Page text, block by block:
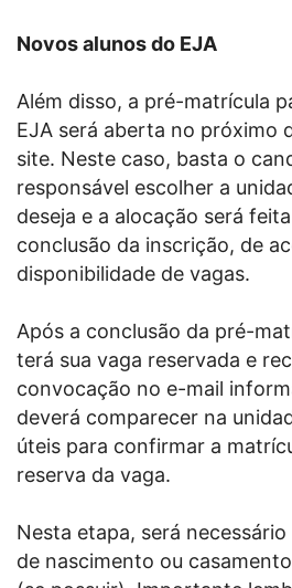
Novos alunos do EJA
Além disso, a pré-matrícula
EJA será aberta no próximo
site. Neste caso, basta o
responsável escolher a
deseja e a alocação será
conclusão da inscrição, de
disponibilidade de vagas.
Após a conclusão da pré-
terá sua vaga reservada e
convocação no e-mail
deverá comparecer na
úteis para confirmar a
reserva da vaga.
Nesta etapa, será
de nascimento ou